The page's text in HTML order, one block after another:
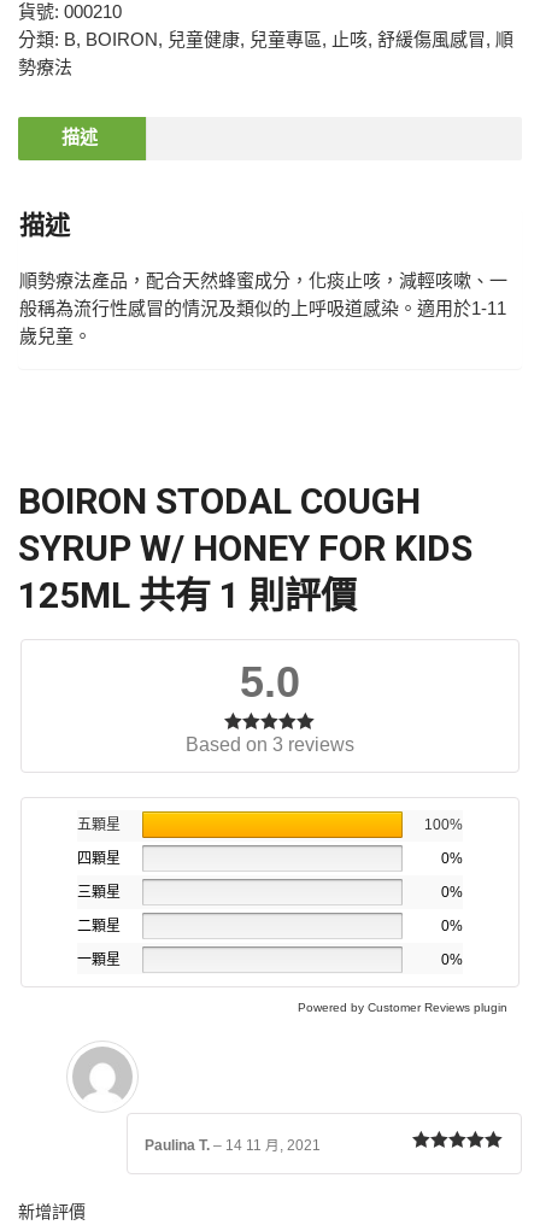
貨號: 000210
分類: B, BOIRON, 兒童健康, 兒童專區, 止咳, 舒緩傷風感冒, 順
勢療法
描述
描述
順勢療法產品，配合天然蜂蜜成分，化痰止咳，減輕咳嗽、一
般稱為流行性感冒的情況及類似的上呼吸道感染。適用於1-11
歲兒童。
BOIRON STODAL COUGH
SYRUP W/ HONEY FOR KIDS
125ML 共有 1 則評價
5.0
評分5.00滿
Based on 3 reviews
五顆星
100%
四顆星
0%
三顆星
0%
二顆星
0%
一顆星
0%
Powered by Customer Reviews plugin
Paulina T. – 14 11 月, 2021
新增評價